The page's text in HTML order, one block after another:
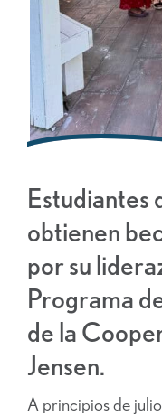
Estudiantes
obtienen
por su
Programa
de la
Jensen.
A principios de